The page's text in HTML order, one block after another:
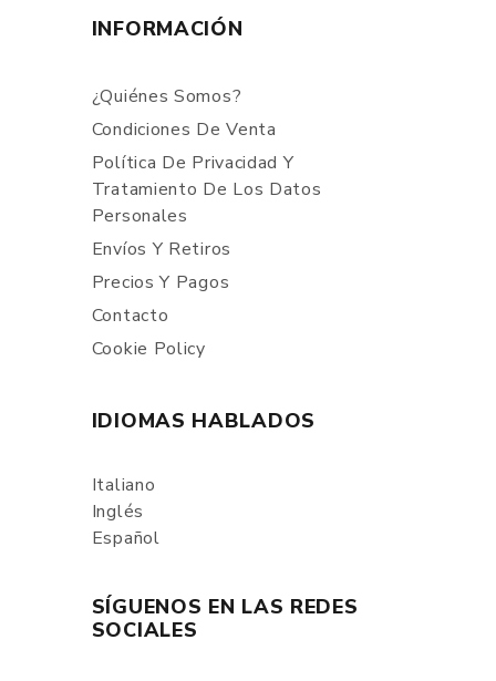
INFORMACIÓN
¿Quiénes Somos?
Condiciones De Venta
Política De Privacidad Y
Tratamiento De Los Datos
Personales
Envíos Y Retiros
Precios Y Pagos
Contacto
Cookie Policy
IDIOMAS HABLADOS
Italiano
Inglés
Español
SÍGUENOS EN LAS REDES
SOCIALES